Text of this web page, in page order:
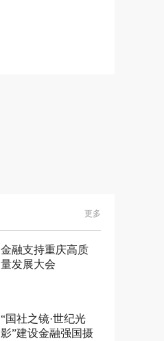
更多
金融支持重庆高质
量发展大会
“国社之镜·世纪光
影”建设金融强国摄